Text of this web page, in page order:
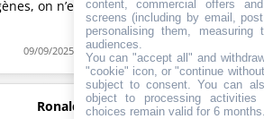
on n’est pas des vampires non
09/09/2025 00:04
Ronaldo
content, commercial offers
screens (including by email,
personalising them, measuring
audiences.
You can "accept all" and
"cookie" icon, or "continue
subject to consent. You can
object to processing
choices remain valid for 6